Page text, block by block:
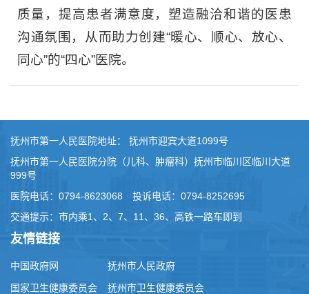
质量，提高患者满意度，塑造融洽和谐的医患
沟通氛围，从而助力创建“暖心、顺心、放心、
同心”的“四心”医院。
抚州市第一人民医院地址： 抚州市迎宾大道1099号
抚州市第一人民医院分院（儿科、肿瘤科）抚州市临川区临川大道
999号
医院电话：0794-8623068 投诉电话：0794-8252695
交通提示：市内乘1、2、7、11、36、高铁一路车即到
友情链接
中国政府网
国家卫生健康委员会
抚州市人民政府
抚州市卫生健康委员会